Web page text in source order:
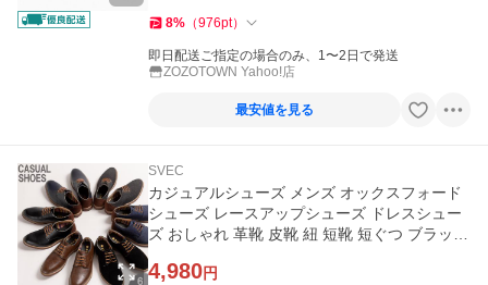
8% （976pt）
即日配送ご指定の場合のみ、1〜2日で発送
ZOZOTOWN Yahoo!店
最安値を見る
SVEC
カジュアルシューズ メンズ オックスフォード
シューズ レースアップシューズ ドレスシュー
ズ おしゃれ 革靴 皮靴 紐 短靴 短ぐつ ブラック
4,980円